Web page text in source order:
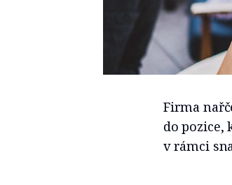
Firma
do pozice,
v rámci